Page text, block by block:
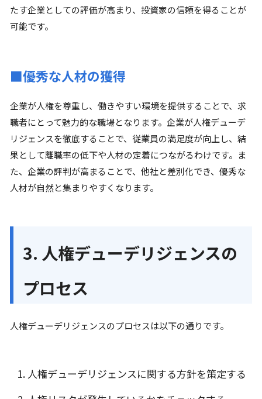
たす企業としての評価が高まり、投資家の信頼を得ることが
可能です。
■優秀な人材の獲得
企業が人権を尊重し、働きやすい環境を提供することで、求
職者にとって魅力的な職場となります。企業が人権デューデ
リジェンスを徹底することで、従業員の満足度が向上し、結
果として離職率の低下や人材の定着につながるわけです。ま
た、企業の評判が高まることで、他社と差別化でき、優秀な
人材が自然と集まりやすくなります。
3. 人権デューデリジェンスの
プロセス
人権デューデリジェンスのプロセスは以下の通りです。
人権デューデリジェンスに関する方針を策定する